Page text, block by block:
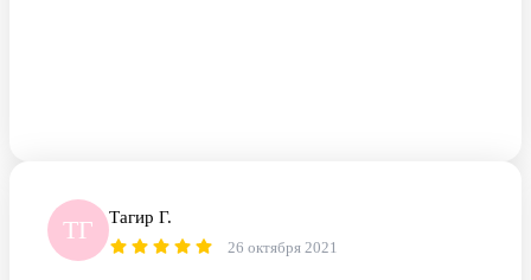
ТГ Тагир Г.
26 октября 2021